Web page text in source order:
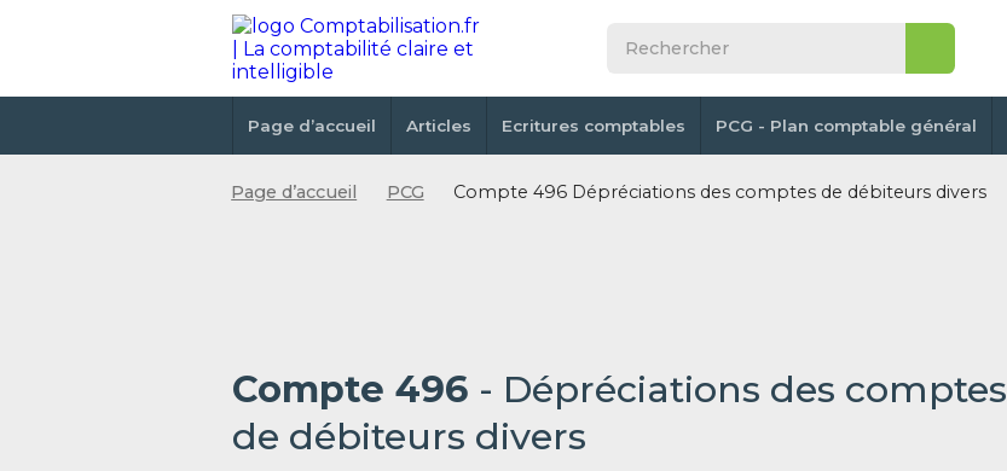
Page d’accueil Articles Ecritures comptables PCG - Plan comptable général
Page d’accueil PCG Compte 496 Dépréciations des comptes de débiteurs divers
Compte 496 - Dépréciations des comptes
de débiteurs divers